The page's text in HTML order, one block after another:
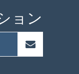
ョン